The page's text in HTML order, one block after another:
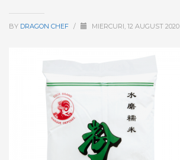
BY DRAGON CHEF / MIERCURI, 12 AUGUST 2020